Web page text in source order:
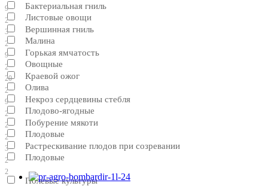
9
Листовые овощи
3
Малина
9
Овощные
20
Олива
9
Плодово-ягодные
2
Плодовые
3
Плодовые
2
Полевые культуры
Бактериальная гниль
2
Вершинная гниль
2
Горькая ямчатость
2
Краевой ожог
2
Некроз сердцевины стебля
2
Побурение мякоти
2
Растрескивание плодов при созревании
2